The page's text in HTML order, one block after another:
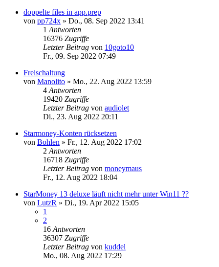
doppelte files in app.prep
von pp724x » Do., 08. Sep 2022 13:41
1 Antworten
16376 Zugriffe
Letzter Beitrag von 10goto10
Fr., 09. Sep 2022 07:49
Freischaltung
von Manolito » Mo., 22. Aug 2022 13:59
4 Antworten
19420 Zugriffe
Letzter Beitrag von audiolet
Di., 23. Aug 2022 20:11
Starmoney-Konten rücksetzen
von Bohlen » Fr., 12. Aug 2022 17:02
2 Antworten
16718 Zugriffe
Letzter Beitrag von moneymaus
Fr., 12. Aug 2022 18:04
StarMoney 13 deluxe läuft nicht mehr unter Win11 ??
von LutzR » Di., 19. Apr 2022 15:05
1
2
16 Antworten
36307 Zugriffe
Letzter Beitrag von kuddel
Mo., 08. Aug 2022 17:29